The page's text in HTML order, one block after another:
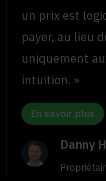
un prix est
payer, au lieu
uniquement
intuition. »
En savoir plus
Danny